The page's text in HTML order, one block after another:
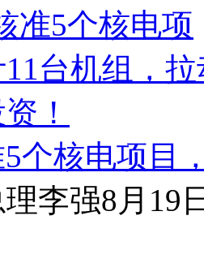
个核电项目
李强8月19